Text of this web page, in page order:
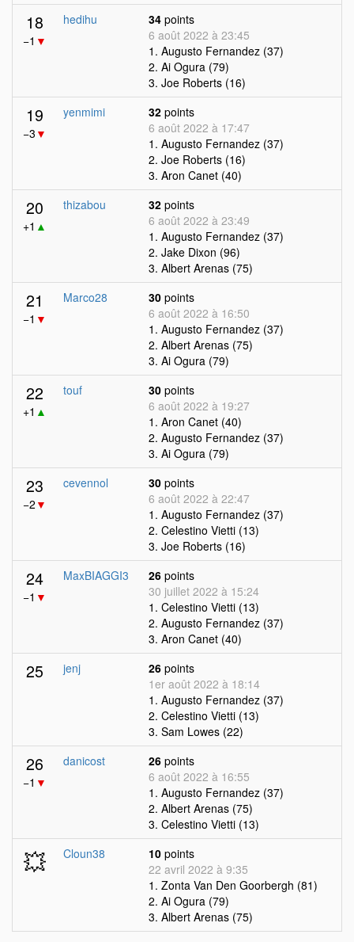
18
−1 ▼
hedihu 34 points
6 août 2022 à 23:45
1. Augusto Fernandez (37)
2. Ai Ogura (79)
3. Joe Roberts (16)
19
−3 ▼
yenmimi 32 points
6 août 2022 à 17:47
1. Augusto Fernandez (37)
2. Joe Roberts (16)
3. Aron Canet (40)
20
+1 ▲
thizabou 32 points
6 août 2022 à 23:49
1. Augusto Fernandez (37)
2. Jake Dixon (96)
3. Albert Arenas (75)
21
−1 ▼
Marco28 30 points
6 août 2022 à 16:50
1. Augusto Fernandez (37)
2. Albert Arenas (75)
3. Ai Ogura (79)
22
+1 ▲
touf 30 points
6 août 2022 à 19:27
1. Aron Canet (40)
2. Augusto Fernandez (37)
3. Ai Ogura (79)
23
−2 ▼
cevennol 30 points
6 août 2022 à 22:47
1. Augusto Fernandez (37)
2. Celestino Vietti (13)
3. Joe Roberts (16)
24
−1 ▼
MaxBIAGGI3 26 points
30 juillet 2022 à 15:24
1. Celestino Vietti (13)
2. Augusto Fernandez (37)
3. Aron Canet (40)
25 jenj 26 points
1er août 2022 à 18:14
1. Augusto Fernandez (37)
2. Celestino Vietti (13)
3. Sam Lowes (22)
26
−1 ▼
danicost 26 points
6 août 2022 à 16:55
1. Augusto Fernandez (37)
2. Albert Arenas (75)
3. Celestino Vietti (13)
💥 Cloun38 10 points
22 avril 2022 à 9:35
1. Zonta Van Den Goorbergh (81)
2. Ai Ogura (79)
3. Albert Arenas (75)